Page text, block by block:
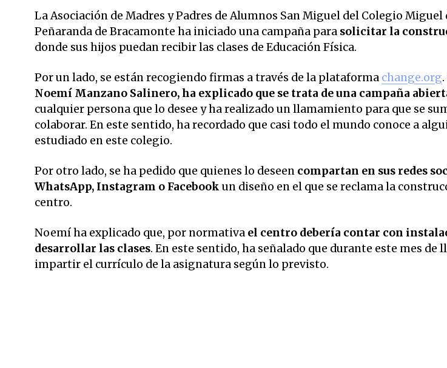
La Asociación de Madres y Padres de Alumnos San Miguel del Colegio Miguel
Peñaranda de Bracamonte ha iniciado una campaña para solicitar la
donde sus hijos puedan recibir las clases de Educación Física.
Por un lado, se están recogiendo firmas a través de la plataforma change.org
Noemí Manzano Salinero, ha explicado que se trata de una campaña
cualquier persona que lo desee y ha realizado un llamamiento para que se
colaborar. En este sentido, ha recordado que casi todo el mundo conoce a
estudiado en este colegio.
Por otro lado, se ha pedido que quienes lo deseen compartan en sus redes
WhatsApp, Instagram o Facebook un diseño en el que se reclama la
centro.
Noemí ha explicado que, por normativa el centro debería contar con
desarrollar las clases. En este sentido, ha señalado que durante este mes de
impartir el currículo de la asignatura según lo previsto.